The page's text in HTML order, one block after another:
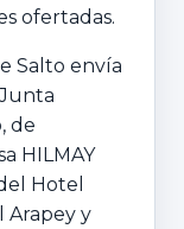
ofertadas.
Salto envía
de
HILMAY
Hotel
Arapey y